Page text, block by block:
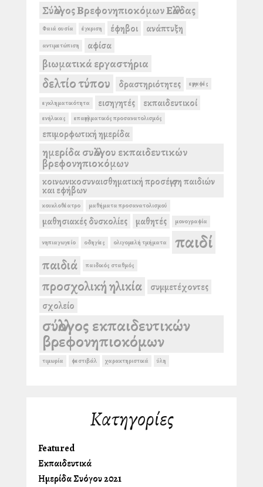
Σύλλογος Βρεφονηπιοκόμων Ελλάδας
Φαιά ουσία έγκριση έφηβοι ανάπτυξη
αντιμετώπιση αφίσα
βιωματικά εργαστήρια
δελτίο τύπου δραστηριότητες εγγραφές
εγκληματικότητα εισηγητές εκπαιδευτικοί
ενήλικας επαγγελματικός προσανατολισμός
επιμορφωτική ημερίδα
ημερίδα συλλόγου εκπαιδευτικών
βρεφονηπιοκόμων
κοινωνικοσυναισθηματική προσέγγιση παιδιών
και εφήβων
κουκλοθέατρο μαθήματα προσανατολισμού
μαθησιακές δυσκολίες μαθητές μονογραφία
νηπιαγωγείο οδηγίες ολιγομελή τμήματα παιδί
παιδιά παιδικός σταθμός
προσχολική ηλικία
συμμετέχοντες
σχολείο
σύλλογος εκπαιδευτικών
βρεφονηπιοκόμων
τιμωρία φεστιβάλ χαρακτηριστικά ύλη
Kατηγορίες
Featured
Εκπαιδευτικά
Ημερίδα Συλλόγου 2021